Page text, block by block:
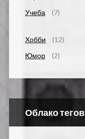
Учеба
(7)
Хобби
(12)
Юмор
(2)
Облако тегов